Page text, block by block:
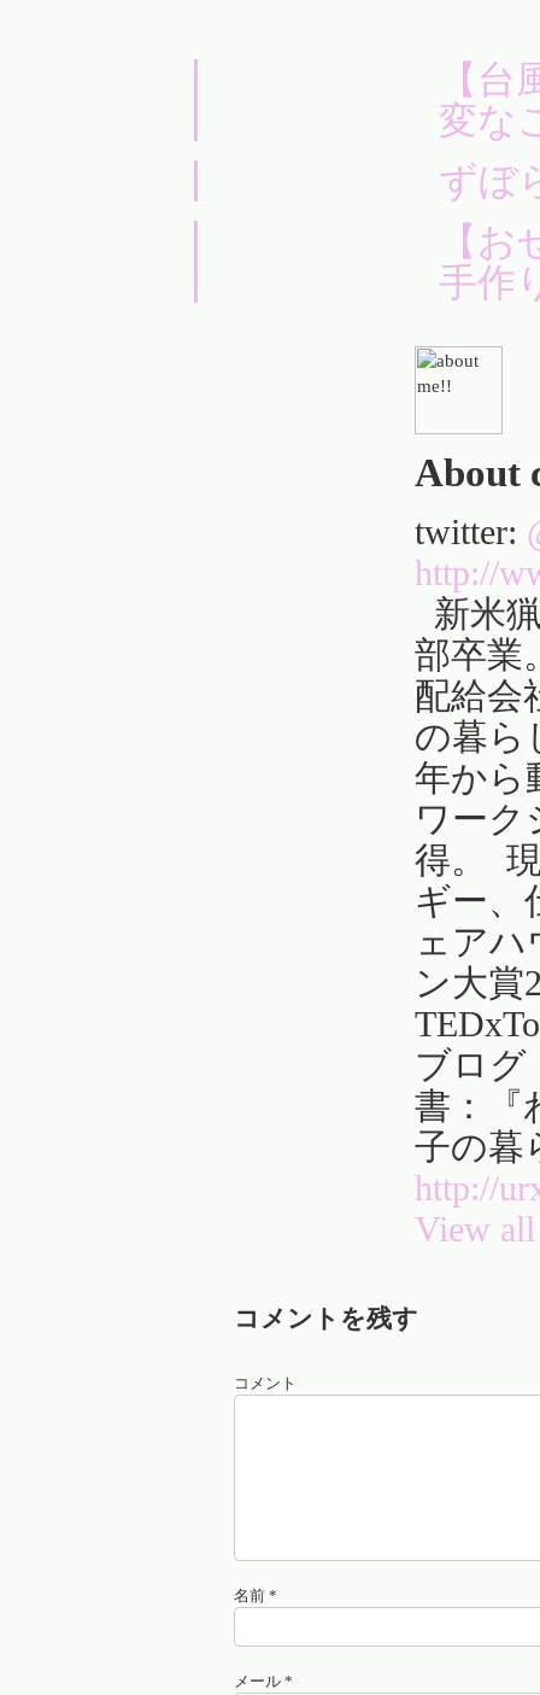
【
変な
ずぼ
【
手作
About
twitter:
http://
新米
部卒業
配給会
の暮ら
年から
ワーク
得。
ギー、
ェアハ
ン大賞
ブロ
書：『
子の暮
http://
View
コメントを残す
コメント
名前 *
メール *